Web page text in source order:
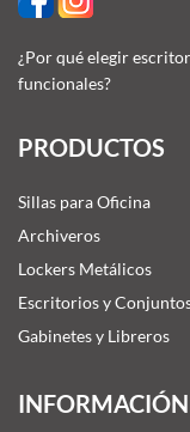
¿Por qué elegir
funcionales?
PRODUCTOS
Sillas para Oficina
Archiveros
Lockers Metálicos
Escritorios y
Gabinetes y Libreros
INFORMACIÓN